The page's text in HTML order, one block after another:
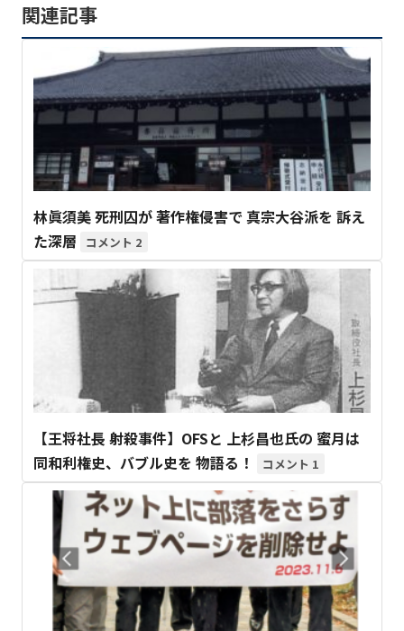
関連記事
林眞須美 死刑囚が 著作権侵害で 真宗大谷派を 訴え
た深層
2
【王将社長 射殺事件】OFSと 上杉昌也氏の 蜜月は
同和利権史、バブル史を 物語る！
1